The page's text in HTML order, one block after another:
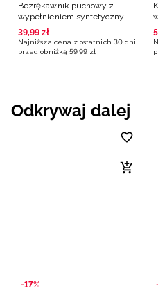
Bezrękawnik puchowy z
wypełnieniem syntetycznym
dziewczęcy - czarny
39,99 zł
Najniższa cena z ostatnich 30 dni
przed obniżką 59,99 zł
Odkrywaj dalej
-17%